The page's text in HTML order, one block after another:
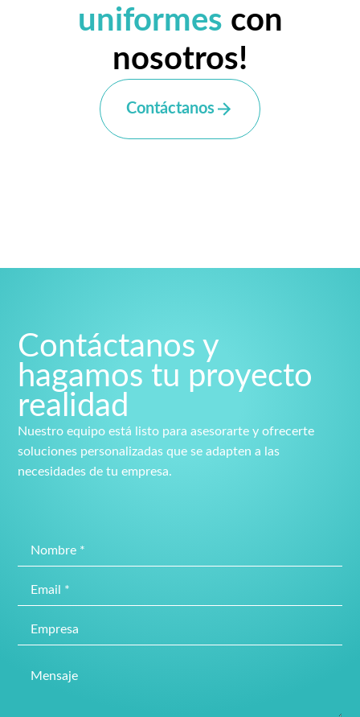
uniformes con
nosotros!
Contáctanos
Contáctanos y
hagamos tu proyecto
realidad
Nuestro equipo está listo para asesorarte y ofrecerte
soluciones personalizadas que se adapten a las
necesidades de tu empresa.